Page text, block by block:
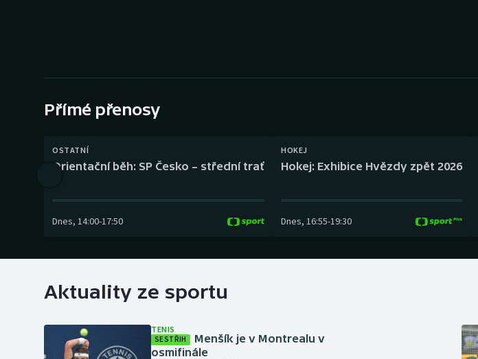
Gymnastika Plážový volejbal
Přímé přenosy
OSTATNÍ
Orientační běh: SP Česko – střední trať
Dnes, 14:00-17:50
HOKEJ
Hokej: Exhibice Hvězdy zpět 2026
Dnes, 16:55-19:30
Aktuality ze sportu
TENIS
SESTŘIH
Menšík je v Montrealu v
osmifinále